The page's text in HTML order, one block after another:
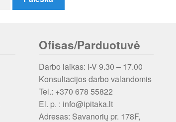
Ofisas/Parduotuvė
Darbo laikas: I-V 9.30 – 17.00
Konsultacijos darbo valandomis
Tel.: +370 678 55822
El. p. : info@ipitaka.lt
Adresas: Savanorių pr. 178F,